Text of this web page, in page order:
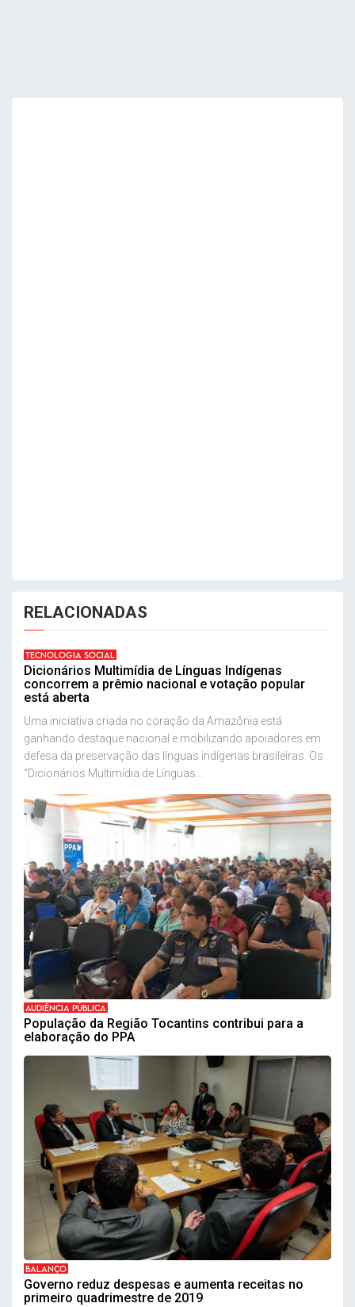
RELACIONADAS
TECNOLOGIA SOCIAL
Dicionários Multimídia de Línguas Indígenas
concorrem a prêmio nacional e votação popular
está aberta
Uma iniciativa criada no coração da Amazônia está
ganhando destaque nacional e mobilizando apoiadores em
defesa da preservação das línguas indígenas brasileiras. Os
“Dicionários Multimídia de Línguas...
AUDIÊNCIA PÚBLICA
População da Região Tocantins contribui para a
elaboração do PPA
BALANÇO
Governo reduz despesas e aumenta receitas no
primeiro quadrimestre de 2019